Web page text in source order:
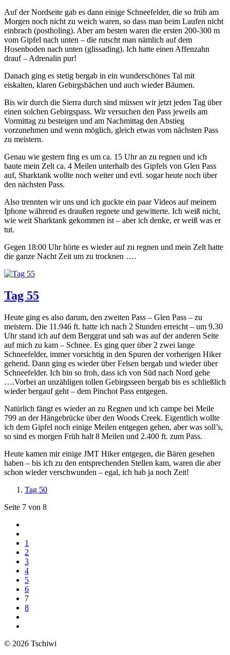
Auf der Nordseite gab es dann einige Schneefelder, die so früh am
Morgen noch nicht zu weich waren, so dass man beim Laufen nicht
einbrach (postholing). Aber am besten waren die ersten 200-300 m
vom Gipfel nach unten – die rutscht man nämlich auf dem
Hosenboden nach unten (glissading). Ich hatte einen Affenzahn
drauf – Adrenalin pur!
Danach ging es stetig bergab in ein wunderschönes Tal mit
eiskalten, klaren Gebirgsbächen und auch wieder Bäumen.
Bis wir durch die Sierra durch sind müssen wir jetzt jeden Tag über
einen solchen Gebirgspass. Wir versuchen den Pass jeweils am
Vormittag zu besteigen und am Nachmittag den Abstieg
vorzunehmen und wenn möglich, gleich etwas vom nächsten Pass
zu meistern.
Genau wie gestern fing es um ca. 15 Uhr an zu regnen und ich
baute mein Zelt ca. 4 Meilen unterhalb des Gipfels von Glen Pass
auf, Sharktank wollte noch weiter und evtl. sogar heute noch über
den nächsten Pass.
Also trennten wir uns und ich guckte ein paar Videos auf meinem
Iphone während es draußen regnete und gewitterte. Ich weiß nicht,
wie weit Sharktank gekommen ist – aber ich denke, er weiß was er
tut.
Gegen 18:00 Uhr hörte es wieder auf zu regnen und mein Zelt hatte
die ganze Nacht Zeit um zu trocknen ….
Tag 55
Heute ging es also darum, den zweiten Pass – Glen Pass – zu
meistern. Die 11.946 ft. hatte ich nach 2 Stunden erreicht – um 9.30
Uhr stand ich auf dem Berggrat und sah was auf der anderen Seite
auf mich zu kam – Schnee. Es ging quer über 2 zwei lange
Schneefelder, immer vorsichtig in den Spuren der vorherigen Hiker
gehend. Dann ging es wieder über Felsen bergab und wieder über
Schneefelder. Ich bin so froh, dass ich von Süd nach Nord gehe
….Vorbei an unzähligen tollen Gebirgsseen bergab bis es schließlich
wieder bergauf geht – dem Pinchot Pass entgegen.
Natürlich fängt es wieder an zu Regnen und ich campe bei Meile
799 an der Hängebrücke über den Woods Creek. Eigentlich wollte
ich dem Gipfel noch einige Meilen entgegen gehen, aber was soll’s,
so sind es morgen Früh halt 8 Meilen und 2.400 ft. zum Pass.
Heute kamen mir einige JMT Hiker entgegen, die Bären gesehen
haben – bis ich zu den entsprechenden Stellen kam, waren die aber
schon wieder verschwunden – egal, ich hab ja noch Zeit!
Tag 50
Seite 7 von 8
1
2
3
4
5
6
7
8
© 2026 Tschiwi